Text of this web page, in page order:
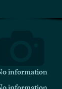
information